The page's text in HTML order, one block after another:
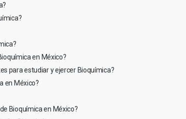
en México?
para estudiar y ejercer Bioquímica?
en México?
Bioquímica en México?